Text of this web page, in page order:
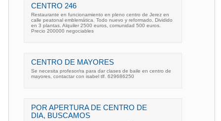
CENTRO 246
Restaurante en funcionamiento en pleno centro de Jerez en
calle peatonal emblemática. Todo nuevo y reformado. Dividido
en 3 plantas. Alquiler 2500 euros, comunidad 500 euros.
Precio 200000 negociables
CENTRO DE MAYORES
Se necesita profesor/ra para dar clases de baile en centro de
mayores, contactar con isabel tlf. 629686250
POR APERTURA DE CENTRO DE
DIA, BUSCAMOS